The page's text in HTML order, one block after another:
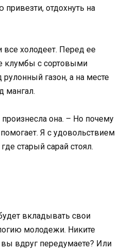
отдохнуть на
все холодеет. Перед ее
клумбы с сортовыми
газон, а на месте
мангал.
она. – Но почему
Я с удовольствием
старый сарай стоял.
вкладывать свои
молодежи. Никите
вы вдруг передумаете? Или